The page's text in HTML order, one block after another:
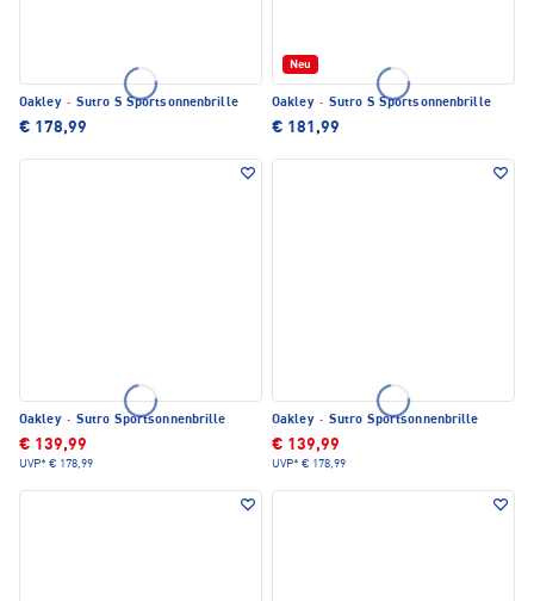
Oakley · Sutro S Sportsonnenbrille
€ 178,99
Neu
Oakley · Sutro S Sportsonnenbrille
€ 181,99
Oakley · Sutro Sportsonnenbrille
€ 139,99
UVP* € 178,99
Oakley · Sutro Sportsonnenbrille
€ 139,99
UVP* € 178,99